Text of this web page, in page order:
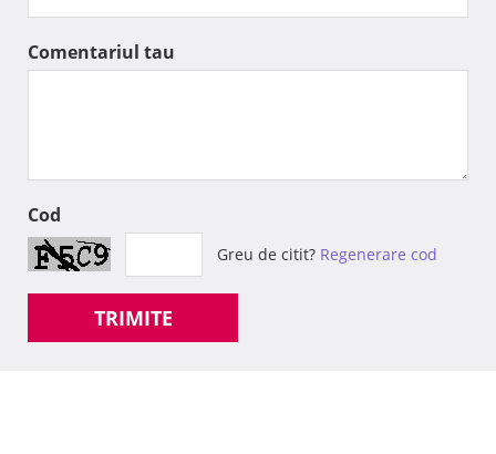
Comentariul tau
Cod
Greu de citit? Regenerare cod
TRIMITE